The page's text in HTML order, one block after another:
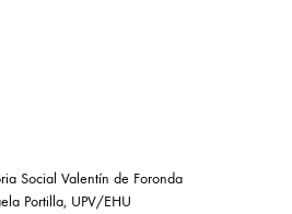
Social Valentín de Foronda
Portilla, UPV/EHU